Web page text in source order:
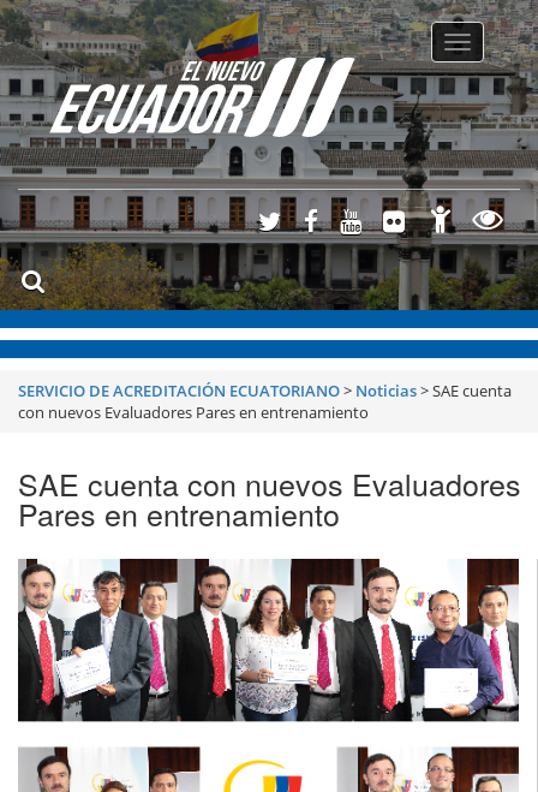
Toggle
SERVICIO DE ACREDITACIÓN ECUATORIANO> Noticias>SAE cuenta
con nuevos Evaluadores Pares en entrenamiento
SAE cuenta con nuevos Evaluadores
Pares en entrenamiento